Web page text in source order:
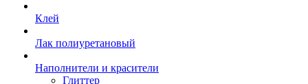
Клей
Лак полиуретановый
Наполнители и красители
Глиттер